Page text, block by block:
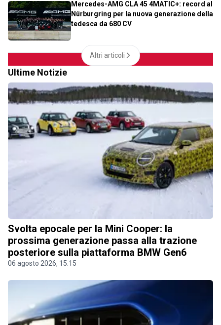
Mercedes-AMG CLA 45 4MATIC+: record al
Nürburgring per la nuova generazione della
tedesca da 680 CV
Altri articoli
Ultime Notizie
Svolta epocale per la Mini Cooper: la
prossima generazione passa alla trazione
posteriore sulla piattaforma BMW Gen6
06 agosto 2026, 15.15